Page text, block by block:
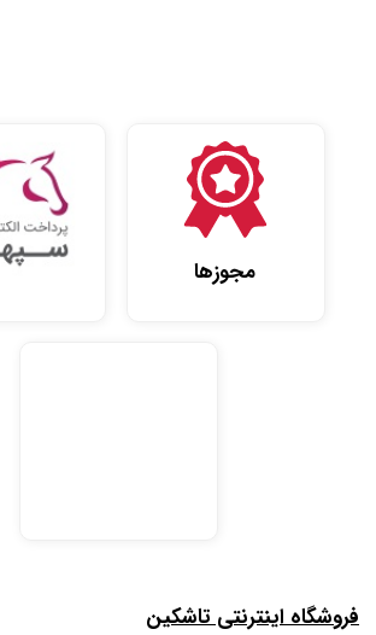
مجوزها
فروشگاه اینترنتی تاشکین